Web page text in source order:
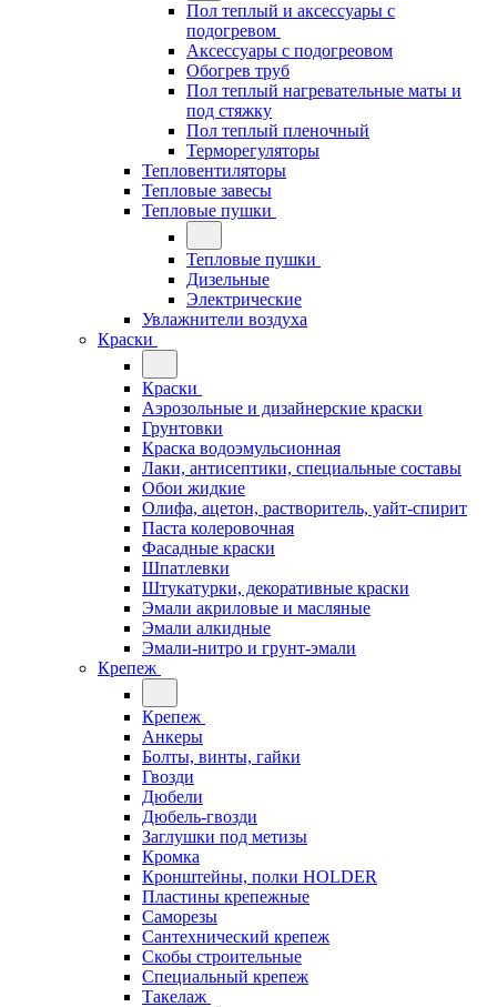
Пол теплый и аксессуары с
подогревом
Аксессуары с подогреовом
Обогрев труб
Пол теплый нагревательные маты и
под стяжку
Пол теплый пленочный
Терморегуляторы
Тепловентиляторы
Тепловые завесы
Тепловые пушки
Тепловые пушки
Дизельные
Электрические
Увлажнители воздуха
Краски
Краски
Аэрозольные и дизайнерские краски
Грунтовки
Краска водоэмульсионная
Лаки, антисептики, специальные составы
Обои жидкие
Олифа, ацетон, растворитель, уайт-спирит
Паста колеровочная
Фасадные краски
Шпатлевки
Штукатурки, декоративные краски
Эмали акриловые и масляные
Эмали алкидные
Эмали-нитро и грунт-эмали
Крепеж
Крепеж
Анкеры
Болты, винты, гайки
Гвозди
Дюбели
Дюбель-гвозди
Заглушки под метизы
Кромка
Кронштейны, полки НОLDER
Пластины крепежные
Саморезы
Сантехнический крепеж
Скобы строительные
Специальный крепеж
Такелаж